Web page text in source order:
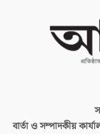
বার্তা ও সম্পাদকীয়